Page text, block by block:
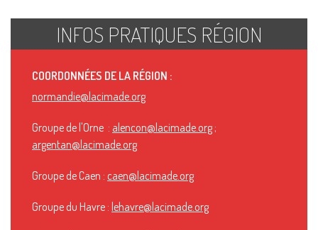
INFOS PRATIQUES RÉGION
COORDONNÉES DE LA RÉGION :
normandie@lacimade.org
Groupe de l'Orne : alencon@lacimade.org ;
argentan@lacimade.org
Groupe de Caen : caen@lacimade.org
Groupe du Havre : lehavre@lacimade.org